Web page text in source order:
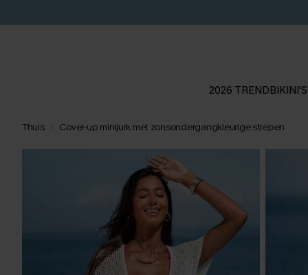
2026 TRENDBIKINI'S
Thuis Cover-up minijurk met zonsondergangkleurige strepen